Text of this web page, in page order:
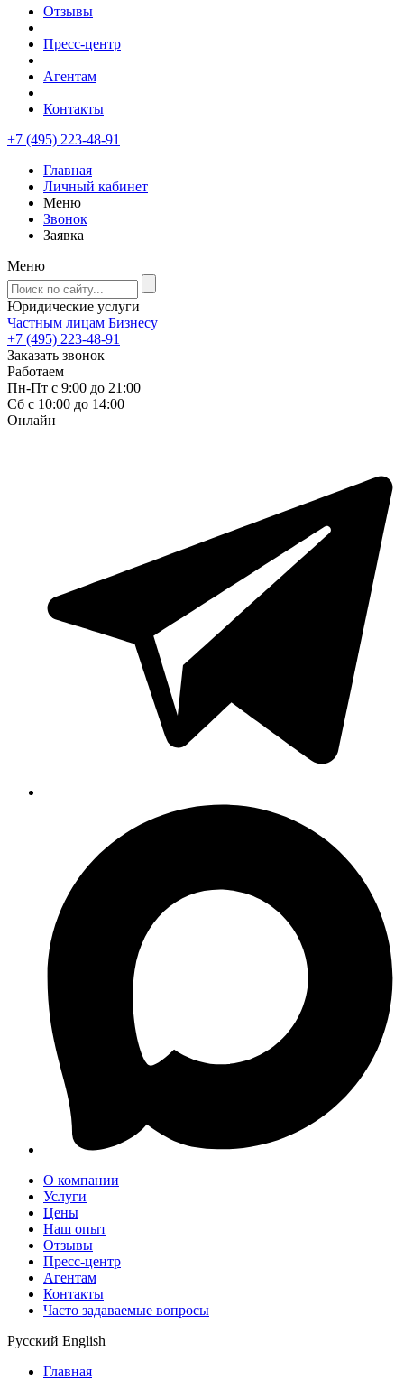
Отзывы
Пресс-центр
Агентам
Контакты
+7 (495) 223-48-91
Главная
Личный кабинет
Меню
Звонок
Заявка
Меню
Юридические услуги
Частным лицам Бизнесу
+7 (495) 223-48-91
Заказать звонок
Работаем
Пн-Пт с 9:00 до 21:00
Сб с 10:00 до 14:00
Онлайн
О компании
Услуги
Цены
Наш опыт
Отзывы
Пресс-центр
Агентам
Контакты
Часто задаваемые вопросы
Русский English
Главная